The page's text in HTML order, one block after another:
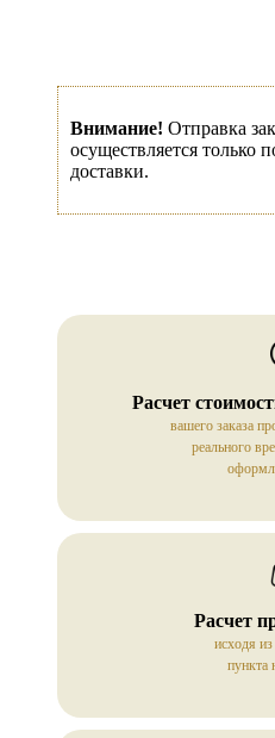
Внимание! Отправка
осуществляется только
доставки.
Расчет
вашего заказа
реального
Расчет
исходя из
пункта